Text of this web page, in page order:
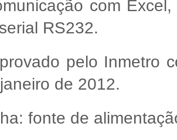
com
RS232.
pelo Inmetro
de 2012.
fonte de